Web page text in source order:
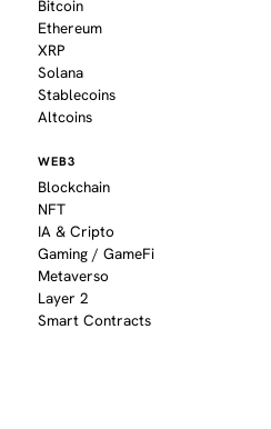
Bitcoin
Ethereum
XRP
Solana
Stablecoins
Altcoins
WEB3
Blockchain
NFT
IA & Cripto
Gaming / GameFi
Metaverso
Layer 2
Smart Contracts